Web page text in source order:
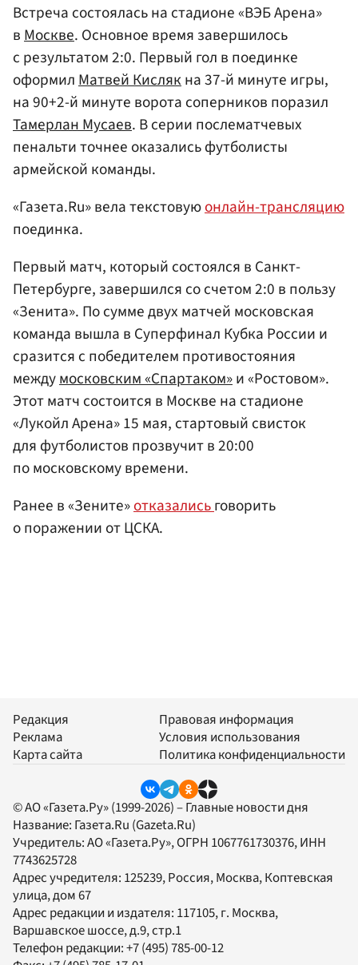
Встреча состоялась на стадионе «ВЭБ Арена»
вМоскве. Основное время завершилось
с результатом 2:0. Первый гол в поединке
оформилМатвей Кислякна 37-й минуте игры,
на 90+2-й минуте ворота соперников поразил
Тамерлан Мусаев. В серии послематчевых
пенальти точнее оказались футболисты
армейской команды.
«Газета.Ru» вела текстовуюонлайн-трансляцию
поединка.
Первый матч, который состоялся в Санкт-
Петербурге, завершился со счетом 2:0 в пользу
«Зенита». По сумме двух матчей московская
команда вышла в Суперфинал Кубка России и
сразится с победителем противостояния
междумосковским «Спартаком»и «Ростовом».
Этот матч состоится в Москве на стадионе
«Лукойл Арена» 15 мая, стартовый свисток
для футболистов прозвучит в 20:00
по московскому времени.
Ранее в «Зените»отказалисьговорить
о поражении от ЦСКА.
Редакция
Реклама
Карта сайта
Правовая информация
Условия использования
Политика конфиденциальности
© АО «Газета.Ру» (1999-2026) – Главные новости дня
Название: Газета.Ru (Gazeta.Ru)
Учредитель:АО «Газета.Ру», ОГРН 1067761730376, ИНН
7743625728
Адрес учредителя: 125239, Россия, Москва, Коптевская
улица, дом 67
Адрес редакции и издателя: 117105, г. Москва,
Варшавское шоссе, д.9, стр.1
Телефон редакции:+7 (495) 785-00-12